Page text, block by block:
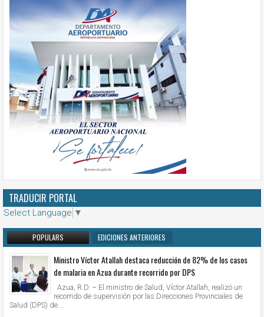
TRADUCIR PORTAL
Select Language ▼
POPULARS EDICIONES ANTERIORES
Ministro Víctor Atallah destaca reducción de 82% de los casos
de malaria en Azua durante recorrido por DPS
Azua, R.D. – El ministro de Salud, Víctor Atallah, realizó un
recorrido de supervisión por las Direcciones Provinciales de
Salud (DPS) de ...